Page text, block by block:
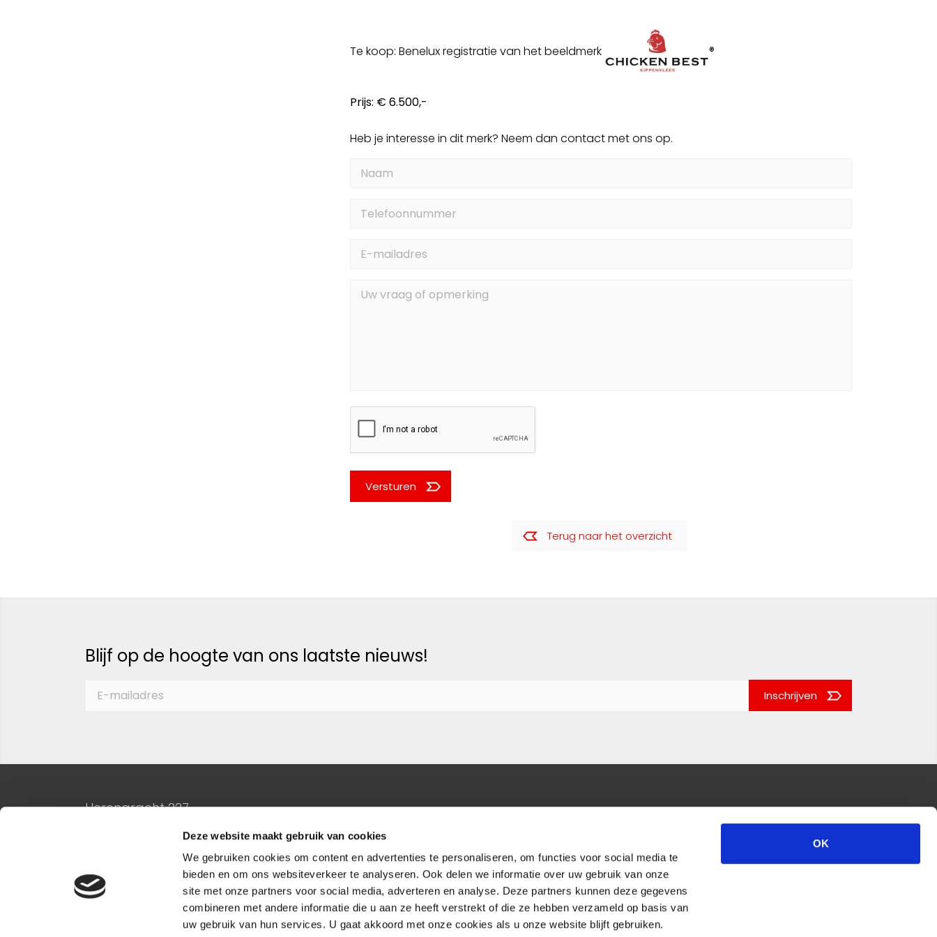
Deze website maakt gebruik van cookies
We gebruiken cookies om content en advertenties te personaliseren, om functies voor social media te
bieden en om ons websiteverkeer te analyseren. Ook delen we informatie over uw gebruik van onze
site met onze partners voor social media, adverteren en analyse. Deze partners kunnen deze gegevens
combineren met andere informatie die u aan ze heeft verstrekt of die ze hebben verzameld op basis van
uw gebruik van hun services. U gaat akkoord met onze cookies als u onze website blijft gebruiken.
OK
Te koop: Benelux registratie van het beeldmerk ®
Prijs: € 6.500,-
Heb je interesse in dit merk? Neem dan contact met ons op.
Versturen
Terug naar het overzicht
Blijf op de hoogte van ons laatste nieuws!
Inschrijven
Herengracht 227